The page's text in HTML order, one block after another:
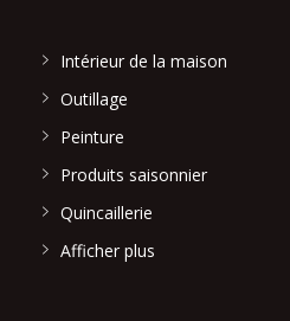
Intérieur de la maison
Outillage
Peinture
Produits saisonnier
Quincaillerie
Afficher plus